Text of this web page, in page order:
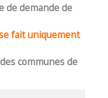
de demande de
fait uniquement
communes de